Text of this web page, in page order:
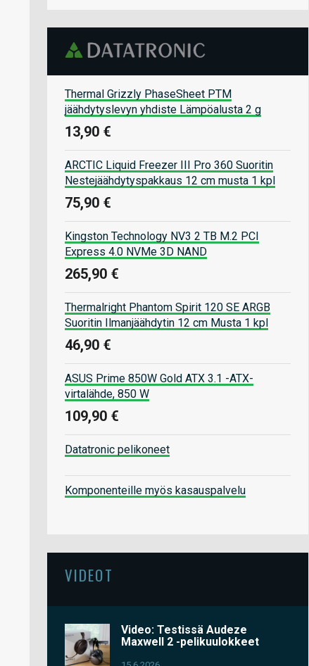
Thermal Grizzly PhaseSheet PTM
jäähdytyslevyn yhdiste Lämpöalusta 2 g
13,90 €
ARCTIC Liquid Freezer III Pro 360 Suoritin
Nestejäähdytyspakkaus 12 cm musta 1 kpl
75,90 €
Kingston Technology NV3 2 TB M.2 PCI
Express 4.0 NVMe 3D NAND
265,90 €
Thermalright Phantom Spirit 120 SE ARGB
Suoritin Ilmanjäähdytin 12 cm Musta 1 kpl
46,90 €
ASUS Prime 850W Gold ATX 3.1 -ATX-
virtalähde, 850 W
109,90 €
Datatronic pelikoneet
Komponenteille myös kasauspalvelu
VIDEOT
Video: Testissä Audeze
Maxwell 2 -pelikuulokkeet